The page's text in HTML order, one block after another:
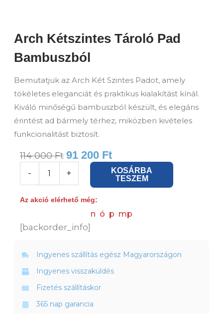
Arch Kétszintes Tároló Pad
Bambuszból
Bemutatjuk az Arch Két Szintes Padot, amely
tökéletes eleganciát és praktikus kialakítást kínál.
Kiváló minőségű bambuszból készült, és elegáns
érintést ad bármely térhez, miközben kivételes
funkcionalitást biztosít.
114 000Ft 91 200 Ft
-
tároló
bambuszból
+
KOSÁRBA
TESZEM
Az akció elérhető még:
n ó p mp
[backorder_info]
Ingyenes szállítás egész Magyarországon
Ingyenes visszaküldés
Fizetés szállításkor
365 nap garancia